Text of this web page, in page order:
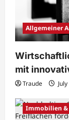
Allgemeiner
mit
Traude
Immobilien &